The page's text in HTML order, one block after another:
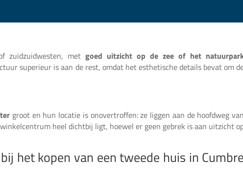
zuidzuidwesten, met goed uitzicht op de zee of het
superieur is aan de rest, omdat het esthetische details bevat om
groot en hun locatie is onovertroffen: ze liggen aan de hoofdweg van
heel dichtbij ligt, hoewel er geen gebrek is aan uitzicht
het kopen van een tweede huis in Cumbre